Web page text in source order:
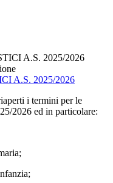
A.S. 2025/2026
i termini per le
2026 ed in particolare: